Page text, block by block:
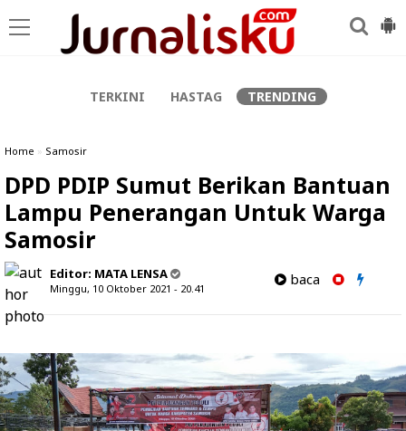
TERKINI HASTAG TRENDING
Home » Samosir
DPD PDIP Sumut Berikan Bantuan
Lampu Penerangan Untuk Warga
Samosir
Editor: MATA LENSA
Minggu, 10 Oktober 2021 - 20.41
baca